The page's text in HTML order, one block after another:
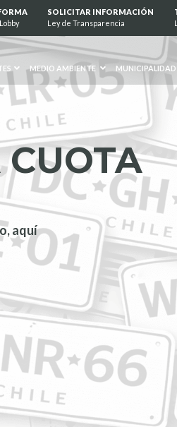
SOLICITAR INFORMACIÓN
Ley de Transparencia
MEDIO AMBIENTE MUNICIPALIDAD
aquí